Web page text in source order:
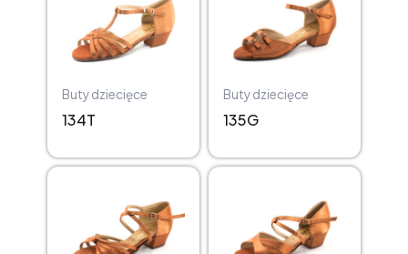
Buty dziecięce
134T
Buty dziecięce
135G